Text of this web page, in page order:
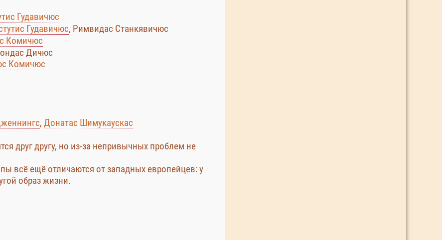
Гудавичюс
Гудавичюс, Римвидас Станкявичюс
Комичюс
Дичюс
Комичюс
, Донатас Шимукаускас
друг другу, но из-за непривычных проблем не
всё ещё отличаются от западных европейцев: у
образ жизни.